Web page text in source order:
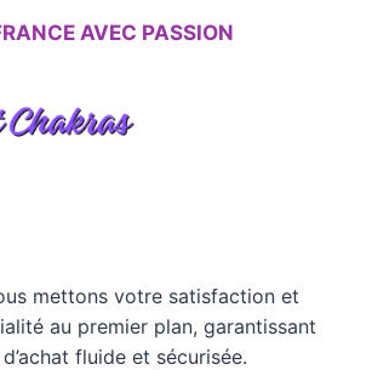
AVEC PASSION
mettons votre satisfaction et
au premier plan, garantissant
fluide et sécurisée.